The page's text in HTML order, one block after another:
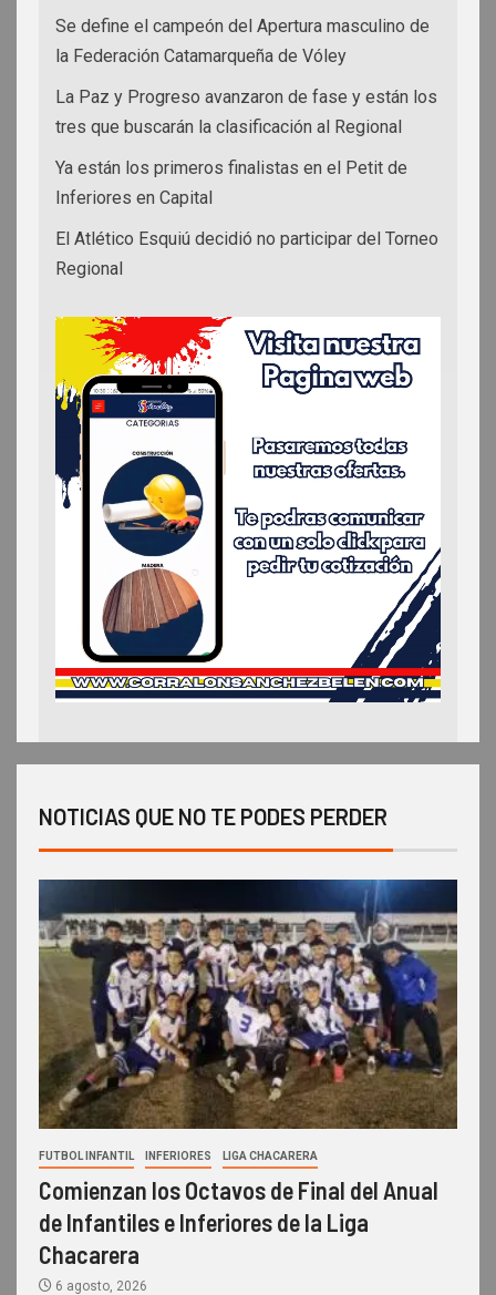
Se define el campeón del Apertura masculino de
la Federación Catamarqueña de Vóley
La Paz y Progreso avanzaron de fase y están los
tres que buscarán la clasificación al Regional
Ya están los primeros finalistas en el Petit de
Inferiores en Capital
El Atlético Esquiú decidió no participar del Torneo
Regional
NOTICIAS QUE NO TE PODES PERDER
FUTBOL INFANTIL INFERIORES LIGA CHACARERA
Comienzan los Octavos de Final del Anual
de Infantiles e Inferiores de la Liga
Chacarera
6 agosto, 2026